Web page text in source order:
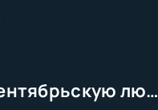
Пока я не встречу сентябрьскую любовь (2019)